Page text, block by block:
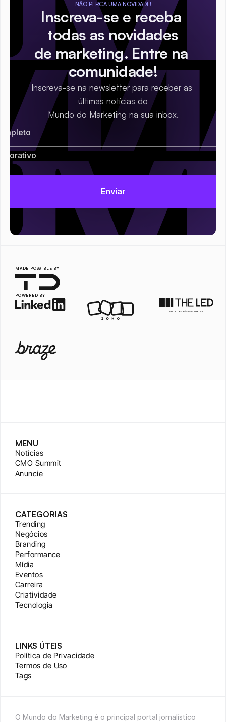
NÃO PERCA UMA NOVIDADE!
Inscreva-se e receba
todas as novidades
de marketing. Entre na
comunidade!
Inscreva-se na newsletter para receber as
últimas notícias do
Mundo do Marketing na sua inbox.
MADE POSSIBLE BY
POWERED BY
MENU
Notícias
CMO Summit
Anuncie
CATEGORIAS
Trending
Negócios
Branding
Performance
Mídia
Eventos
Carreira
Criatividade
Tecnologia
LINKS ÚTEIS
Política de Privacidade
Termos de Uso
Tags
O Mundo do Marketing é o principal portal jornalístico